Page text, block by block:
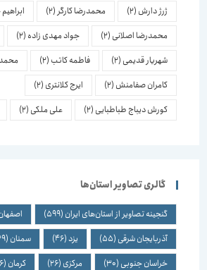
ژرژ دارش(2) محمدرضا کارگر(2) ابراهیم
محمدرضا اصلانی(2) جواد مهدی زاده(2)
شهریار قدیمی(2) فاطمه کاتب(2)
کامران صفامنش(2) ایرج کلانتری(2)
کورش دیباج طباطبایی(2) علی ملکی(2)
گالری تصاویر استان‌ها
گنجینه تصاویر از استان‌های ایران(599) اصفهان(59)
آذربایجان شرقی(55)
(46) سمنان(39)
خراسان جنوبی(30) مرکزی(26) کرمان(26)